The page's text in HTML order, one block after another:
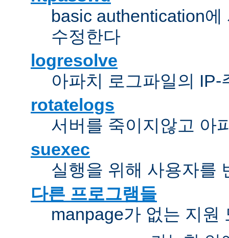
basic authentication
수정한다
logresolve
아파치 로그파일의
rotatelogs
서버를 죽이지않고 아
suexec
실행을 위해 사용자를
다른 프로그램들
manpage가 없는 지원